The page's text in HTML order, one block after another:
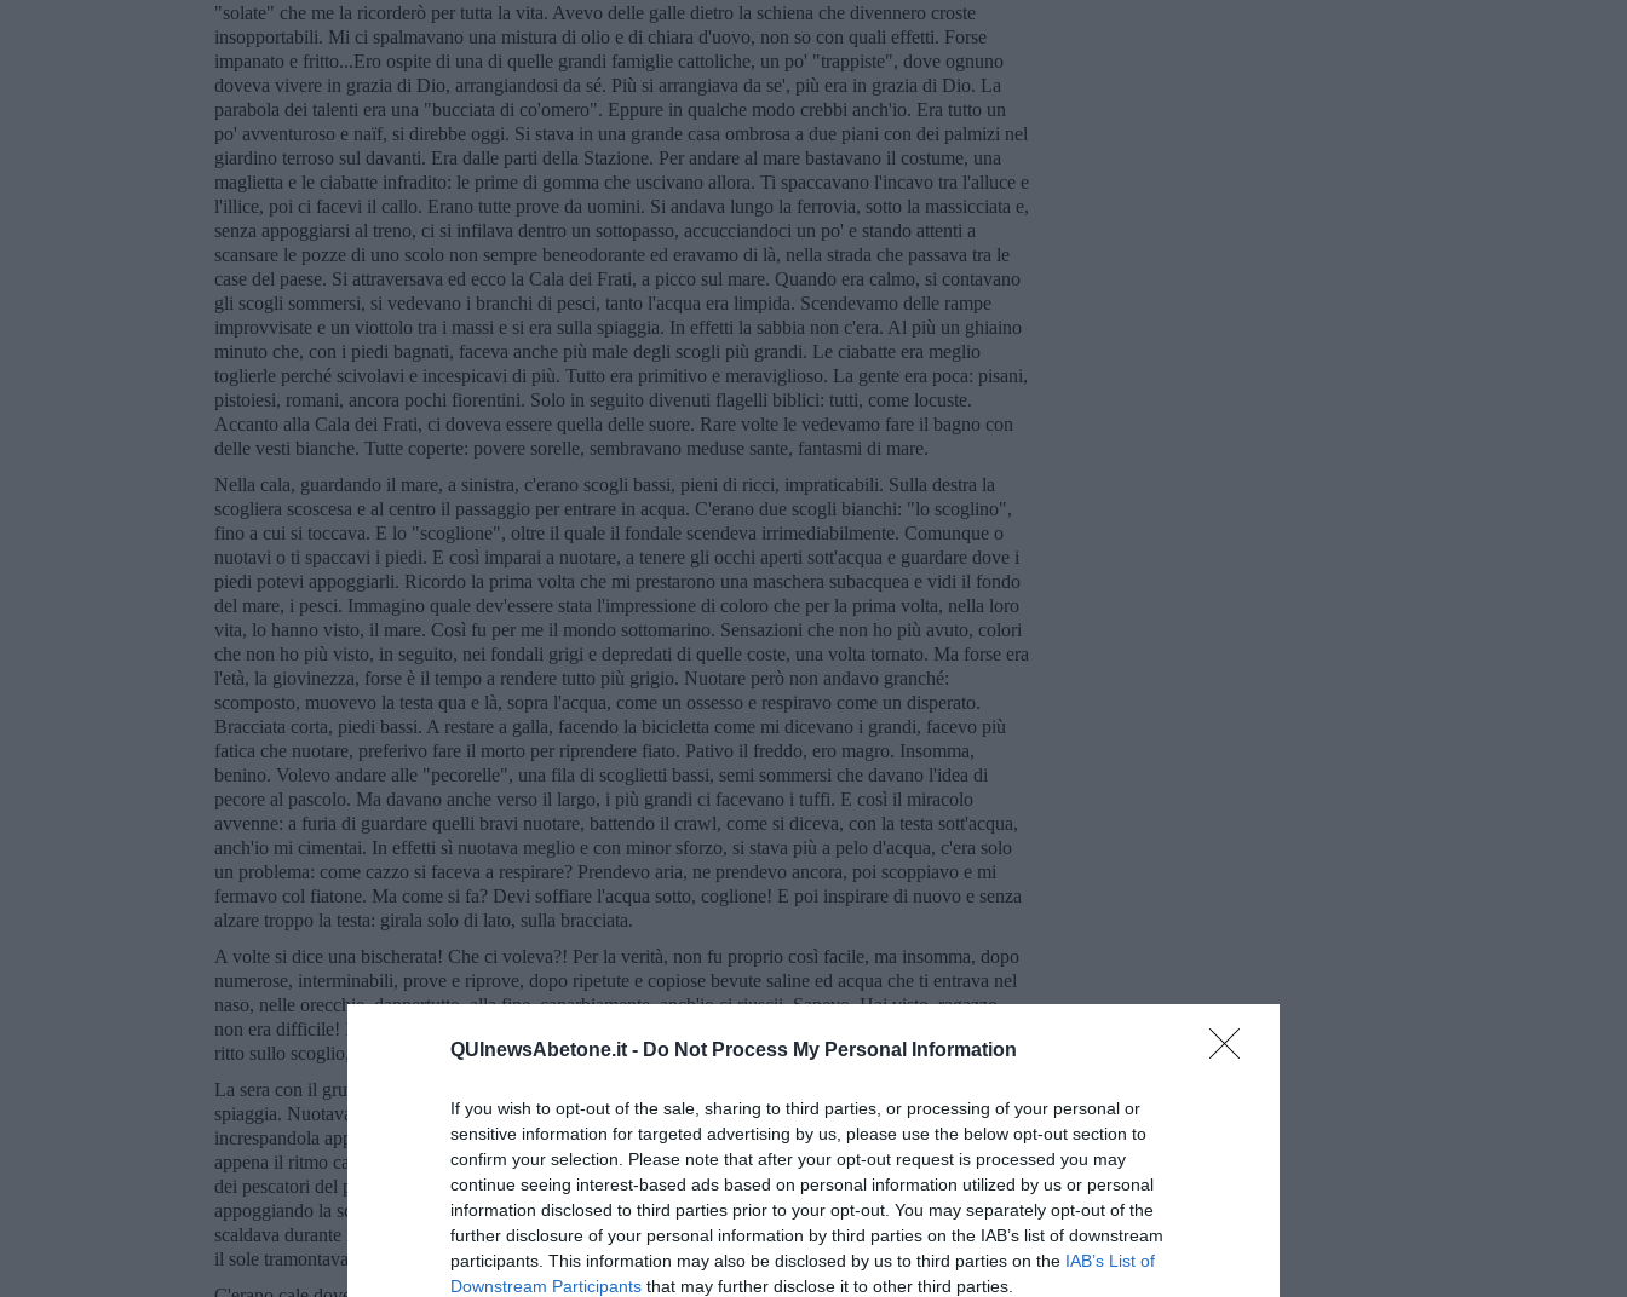
QUInewsAbetone.it - Do Not Process My Personal Information
If you wish to opt-out of the sale, sharing to third parties, or processing of your personal or
sensitive information for targeted advertising by us, please use the below opt-out section to
confirm your selection. Please note that after your opt-out request is processed you may
continue seeing interest-based ads based on personal information utilized by us or personal
information disclosed to third parties prior to your opt-out. You may separately opt-out of the
further disclosure of your personal information by third parties on the IAB’s list of downstream
participants. This information may also be disclosed by us to third parties on the IAB’s List of
Downstream Participants that may further disclose it to other third parties.
"solate" che me la ricorderò per tutta la vita. Avevo delle galle dietro la schiena che divennero croste
insopportabili. Mi ci spalmavano una mistura di olio e di chiara d'uovo, non so con quali effetti. Forse
impanato e fritto...Ero ospite di una di quelle grandi famiglie cattoliche, un po' "trappiste", dove ognuno
doveva vivere in grazia di Dio, arrangiandosi da sé. Più si arrangiava da se', più era in grazia di Dio. La
parabola dei talenti era una "bucciata di co'omero". Eppure in qualche modo crebbi anch'io. Era tutto un
po' avventuroso e naïf, si direbbe oggi. Si stava in una grande casa ombrosa a due piani con dei palmizi nel
giardino terroso sul davanti. Era dalle parti della Stazione. Per andare al mare bastavano il costume, una
maglietta e le ciabatte infradito: le prime di gomma che uscivano allora. Ti spaccavano l'incavo tra l'alluce e
l'illice, poi ci facevi il callo. Erano tutte prove da uomini. Si andava lungo la ferrovia, sotto la massicciata e,
senza appoggiarsi al treno, ci si infilava dentro un sottopasso, accucciandoci un po' e stando attenti a
scansare le pozze di uno scolo non sempre beneodorante ed eravamo di là, nella strada che passava tra le
case del paese. Si attraversava ed ecco la Cala dei Frati, a picco sul mare. Quando era calmo, si contavano
gli scogli sommersi, si vedevano i branchi di pesci, tanto l'acqua era limpida. Scendevamo delle rampe
improvvisate e un viottolo tra i massi e si era sulla spiaggia. In effetti la sabbia non c'era. Al più un ghiaino
minuto che, con i piedi bagnati, faceva anche più male degli scogli più grandi. Le ciabatte era meglio
toglierle perché scivolavi e incespicavi di più. Tutto era primitivo e meraviglioso. La gente era poca: pisani,
pistoiesi, romani, ancora pochi fiorentini. Solo in seguito divenuti flagelli biblici: tutti, come locuste.
Accanto alla Cala dei Frati, ci doveva essere quella delle suore. Rare volte le vedevamo fare il bagno con
delle vesti bianche. Tutte coperte: povere sorelle, sembravano meduse sante, fantasmi di mare.
Nella cala, guardando il mare, a sinistra, c'erano scogli bassi, pieni di ricci, impraticabili. Sulla destra la
scogliera scoscesa e al centro il passaggio per entrare in acqua. C'erano due scogli bianchi: "lo scoglino",
fino a cui si toccava. E lo "scoglione", oltre il quale il fondale scendeva irrimediabilmente. Comunque o
nuotavi o ti spaccavi i piedi. E così imparai a nuotare, a tenere gli occhi aperti sott'acqua e guardare dove i
piedi potevi appoggiarli. Ricordo la prima volta che mi prestarono una maschera subacquea e vidi il fondo
del mare, i pesci. Immagino quale dev'essere stata l'impressione di coloro che per la prima volta, nella loro
vita, lo hanno visto, il mare. Così fu per me il mondo sottomarino. Sensazioni che non ho più avuto, colori
che non ho più visto, in seguito, nei fondali grigi e depredati di quelle coste, una volta tornato. Ma forse era
l'età, la giovinezza, forse è il tempo a rendere tutto più grigio. Nuotare però non andavo granché:
scomposto, muovevo la testa qua e là, sopra l'acqua, come un ossesso e respiravo come un disperato.
Bracciata corta, piedi bassi. A restare a galla, facendo la bicicletta come mi dicevano i grandi, facevo più
fatica che nuotare, preferivo fare il morto per riprendere fiato. Pativo il freddo, ero magro. Insomma,
benino. Volevo andare alle "pecorelle", una fila di scoglietti bassi, semi sommersi che davano l'idea di
pecore al pascolo. Ma davano anche verso il largo, i più grandi ci facevano i tuffi. E così il miracolo
avvenne: a furia di guardare quelli bravi nuotare, battendo il crawl, come si diceva, con la testa sott'acqua,
anch'io mi cimentai. In effetti sì nuotava meglio e con minor sforzo, si stava più a pelo d'acqua, c'era solo
un problema: come cazzo si faceva a respirare? Prendevo aria, ne prendevo ancora, poi scoppiavo e mi
fermavo col fiatone. Ma come si fa? Devi soffiare l'acqua sotto, coglione! E poi inspirare di nuovo e senza
alzare troppo la testa: girala solo di lato, sulla bracciata.
A volte si dice una bischerata! Che ci voleva?! Per la verità, non fu proprio così facile, ma insomma, dopo
numerose, interminabili, prove e riprove, dopo ripetute e copiose bevute saline ed acqua che ti entrava nel
naso, nelle orecchie, dappertutto, alla fine, caparbiamente, anch'io ci riuscii. Sapevo. Hai visto, ragazzo,
non era difficile! Il primo tuffo alle "pecorelle" lo feci a seggiolina. Poi imparai di testa: rimasi mezz'ora,
ritto sullo scoglio, il sole scendeva.
La sera con il gruppetto di ragazzi e ragazze che frequentavano la cala ci trattenevamo fino a tardi in
spiaggia. Nuotavamo al tramonto, il mare si calmava: una tavola. Scorrevamo sulla superficie
increspandola appena, leggeri. Andavamo al largo o lungo costa. In acqua c'eravamo solo noi. Si sentiva
appena il ritmo cadenzato delle bracciate. Da lontano a volte arrivava il rumore di qualche barca a motore
dei pescatori del posto. Nessuno portava ingombranti asciugamani. Dopo il bagno, ci sedevamo in fila,
appoggiando la schiena al grande muro a retta di pietre e calce che stava al centro della cala. Il sole lo
scaldava durante il giorno e la sera rilasciava quel calore benefico e così ci asciugavamo. La cala era nostra,
il sole tramontava. Silenzio.